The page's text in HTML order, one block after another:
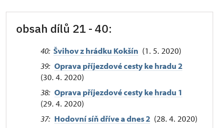
obsah dílů 21 - 40:
40: Švihov z hrádku Kokšín (1. 5. 2020)
39: Oprava příjezdové cesty ke hradu 2
(30. 4. 2020)
38: Oprava příjezdové cesty ke hradu 1
(29. 4. 2020)
37: Hodovní síň dříve a dnes 2 (28. 4. 2020)